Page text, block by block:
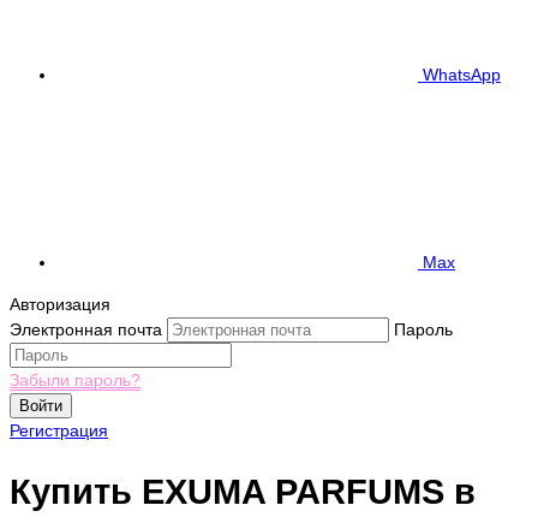
WhatsApp
Max
Авторизация
Электронная почта
Пароль
Забыли пароль?
Войти
Регистрация
Купить EXUMA PARFUMS в